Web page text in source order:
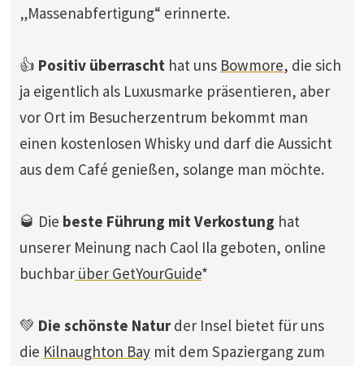
„Massenabfertigung“ erinnerte.
👍 Positiv überrascht hat uns Bowmore, die sich
ja eigentlich als Luxusmarke präsentieren, aber
vor Ort im Besucherzentrum bekommt man
einen kostenlosen Whisky und darf die Aussicht
aus dem Café genießen, solange man möchte.
🥃 Die beste Führung mit Verkostung hat
unserer Meinung nach Caol Ila geboten, online
buchbar über GetYourGuide*
💚 Die schönste Naturder Insel bietet für uns
die Kilnaughton Bay mit dem Spaziergang zum